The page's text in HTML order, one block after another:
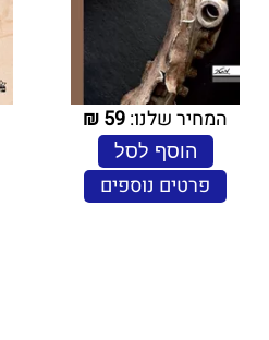
המחיר שלנו:59
₪
הוסף לסל
פרטים נוספים